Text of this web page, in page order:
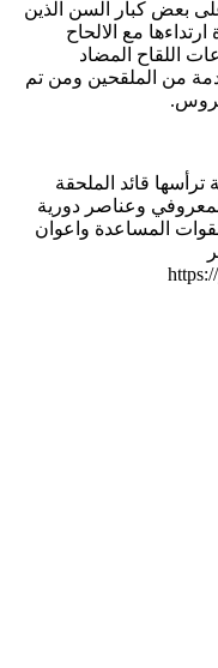
بعض كبار السن الذين
مع الالحاح
اللقاح المضاد
من الملقحين ومن تم
ترأسها قائد الملحقة
المعروفي وعناصر دورية
المساعدة واعوان